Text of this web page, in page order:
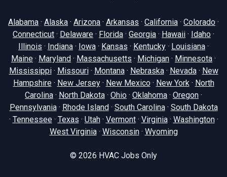
Alabama · Alaska · Arizona · Arkansas · California · Colorado ·
Connecticut · Delaware · Florida · Georgia · Hawaii · Idaho ·
Illinois · Indiana · Iowa · Kansas · Kentucky · Louisiana ·
Maine · Maryland · Massachusetts · Michigan · Minnesota ·
Mississippi· Missouri· Montana· Nebraska· Nevada· New
Hampshire· New Jersey· New Mexico· New York· North
Carolina · North Dakota · Ohio · Oklahoma · Oregon ·
Pennsylvania· Rhode Island · South Carolina· South Dakota
· Tennessee· Texas · Utah· Vermont· Virginia· Washington·
West Virginia· Wisconsin· Wyoming
© 2026 HVAC Jobs Only